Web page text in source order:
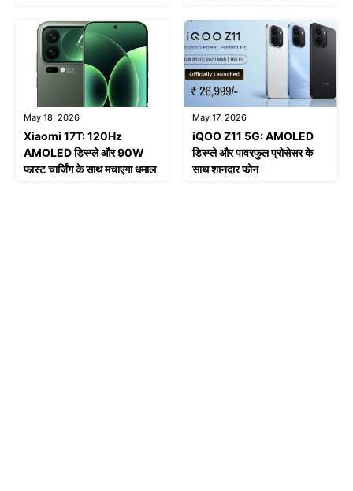
May 18, 2026
Xiaomi 17T: 120Hz
AMOLED डिस्प्ले और 90W
फास्ट चार्जिंग के साथ मचाएगा धमाल
May 17, 2026
iQOO Z11 5G: AMOLED
डिस्प्ले और पावरफुल प्रोसेसर के
साथ शानदार फोन